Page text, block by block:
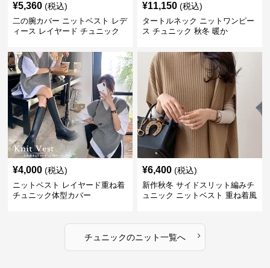
¥5,360 (税込)
二の腕カバー ニットベスト レデ
ィース レイヤード チュニック
¥11,150 (税込)
タートルネック ニットワンピー
ス チュニック 秋冬 暖か
¥4,000 (税込)
ニットベスト レイヤード重ね着
チュニック体型カバー
¥6,400 (税込)
新作秋冬 サイドスリット編みチ
ュニック ニットベスト 重ね着風
チュニックのニット一覧へ ›